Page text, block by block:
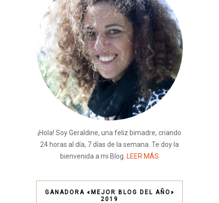
¡Hola! Soy Geraldine, una feliz bimadre, criando
24 horas al día, 7 días de la semana. Te doy la
bienvenida a mi Blog. LEER MÁS
GANADORA «MEJOR BLOG DEL AÑO»
2019